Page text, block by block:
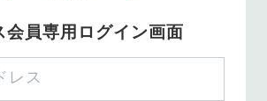
会員専用ログイン画面